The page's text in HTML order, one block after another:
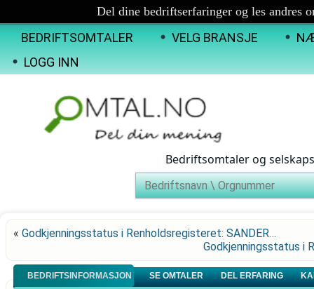
Del dine bedriftserfaringer og les andres
BEDRIFTSOMTALER VELG BRANSJE
LOGG INN
Bedriftsomtaler og
« Godkjenningsstatus i Renholdsregisteret: SANDER…
Godkjenningsstatus i
BEDRIFTSINFORMASJON SE OMTALER DEL ERFARING